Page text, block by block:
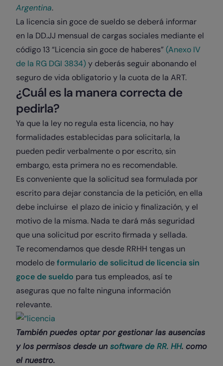
Argentina.
La licencia sin goce de sueldo se deberá informar
en la DD.JJ mensual de cargas sociales mediante el
código 13 “Licencia sin goce de haberes” (Anexo IV
de la RG DGI 3834) y deberás seguir abonando el
seguro de vida obligatorio y la cuota de la ART.
¿Cuál es la manera correcta de
pedirla?
Ya que la ley no regula esta licencia, no hay
formalidades establecidas para solicitarla, la
pueden pedir verbalmente o por escrito, sin
embargo, esta primera no es recomendable.
Es conveniente que la solicitud sea formulada por
escrito para dejar constancia de la petición, en ella
debe incluirse el plazo de inicio y finalización, y el
motivo de la misma. Nada te dará más seguridad
que una solicitud por escrito firmada y sellada.
Te recomendamos que desde RRHH tengas un
modelo deformulario de solicitud de licencia sin
goce de sueldo para tus empleados, así te
aseguras que no falte ninguna información
relevante.
También puedes optar por gestionar las ausencias
y los permisos desde un software de RR. HH. como
el nuestro.